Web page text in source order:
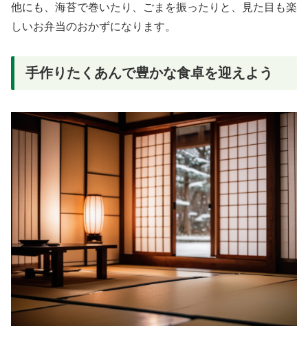
他にも、海苔で巻いたり、ごまを振ったりと、見た目も楽
しいお弁当のおかずになります。
手作りたくあんで豊かな食卓を迎えよう